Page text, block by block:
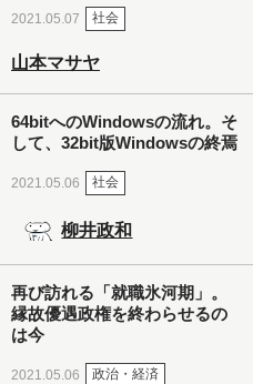
2021.05.07 社会
山本マサヤ
64bitへのWindowsの流れ。そ
して、32bit版Windowsの終焉
2021.05.06 社会
柳井政和
再び訪れる「就職氷河期」。
縁故優遇政権を終わらせるの
は今
2021.05.06 政治・経済